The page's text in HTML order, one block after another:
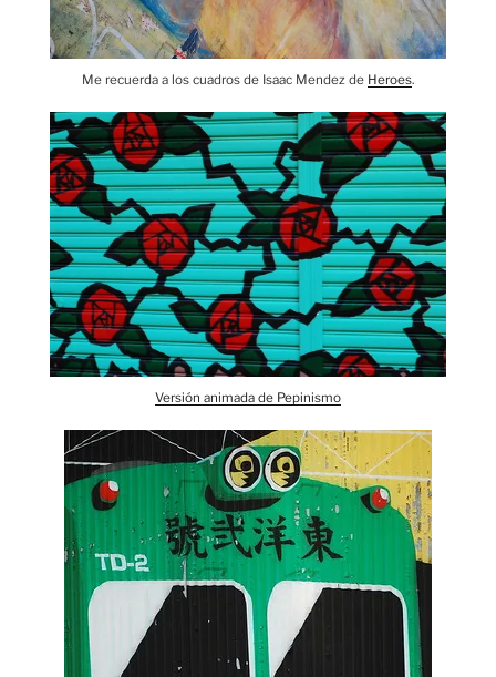
Me recuerda a los cuadros de Isaac Mendez de Heroes.
Versión animada de Pepinismo